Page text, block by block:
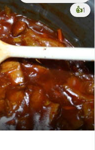
👍1